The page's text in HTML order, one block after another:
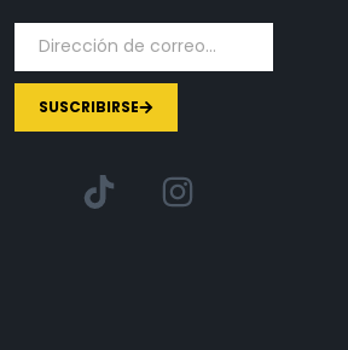
SUSCRIBIRSE